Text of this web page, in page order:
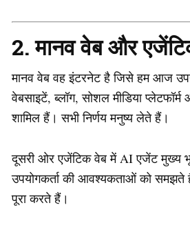
2. मानव वेब और
मानव वेब वह इंटरनेट है जिसे हम आज
वेबसाइटें, ब्लॉग, सोशल मीडिया
शामिल हैं। सभी निर्णय मनुष्य लेते हैं।
दूसरी ओर एजेंटिक वेब में AI एजेंट मुख्य
उपयोगकर्ता की आवश्यकताओं को समझते
पूरा करते हैं।